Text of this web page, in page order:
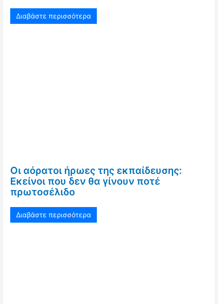
Διαβάστε περισσότερα
Οι αόρατοι ήρωες της εκπαίδευσης:
Εκείνοι που δεν θα γίνουν ποτέ
πρωτοσέλιδο
Διαβάστε περισσότερα